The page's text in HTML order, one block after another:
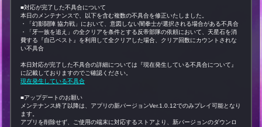
■対応が完了した不具合について
本日のメンテナンスで、以下を含む複数の不具合を修正いたしました。
・「幻影闘陣 協力戦」において、意図しない闇拳士が選択される場合がある不具合
・「牙一族を追え」の全クリアを条件とする反帝部隊の依頼において、天星石を消
費する『自己ベスト』を利用して全クリアした場合、クリア回数にカウントされな
い不具合
本日対応が完了した不具合の詳細については『現在発生している不具合について』
に記載しておりますのでご確認ください。
現在発生している不具合
■アップデートのお願い
メンテナンス終了以降は、アプリの新バージョンVer.1.0.12でのみプレイ可能となり
ます。
アプリを削除せず、ご使用の端末に対応するストアより、新バージョンのダウンロ